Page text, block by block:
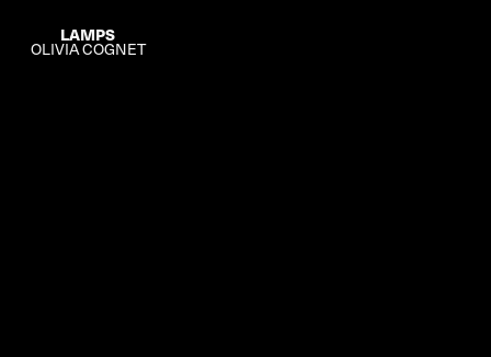
LAMPS
OLIVIA COGNET